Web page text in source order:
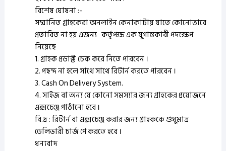
বিশেষ ঘোষনা :-
সম্মানিত গ্রাহকেরা অনলাইন কেনাকাটায় যাতে কোনোভাবে
প্রতারিত না হয় এজন্য কর্তৃপক্ষ এক যুগান্তকারী পদক্ষেপ
নিয়েছে
1. গ্রাহক প্রডাক্ট চেক করে নিতে পারবেন ।
2. পছন্দ না হলে সাথে সাথে রিটার্ন করতে পারবেন ।
3. Cash On Delivery System.
4. সাইজ বা অন্য যে কোনো সমস্যার জন্য গ্রাহকের প্রয়োজনে
এক্সচেঞ্জ পাঠানো হবে ।
বি.দ্র : রিটার্ন বা এক্সচেঞ্জ করার জন্য গ্রাহককে শুধুমাত্র
ডেলিভারী চার্জ পে করতে হবে ।
ধন্যবাদ